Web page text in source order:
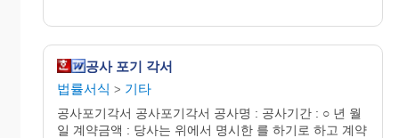
공사 포기 각서
법률서식 > 기타
공사포기각서 공사포기각서 공사명 : 공사기간 : ○ 년 월
일 계약금액 : 당사는 위에서 명시한 를 하기로 하고 계약